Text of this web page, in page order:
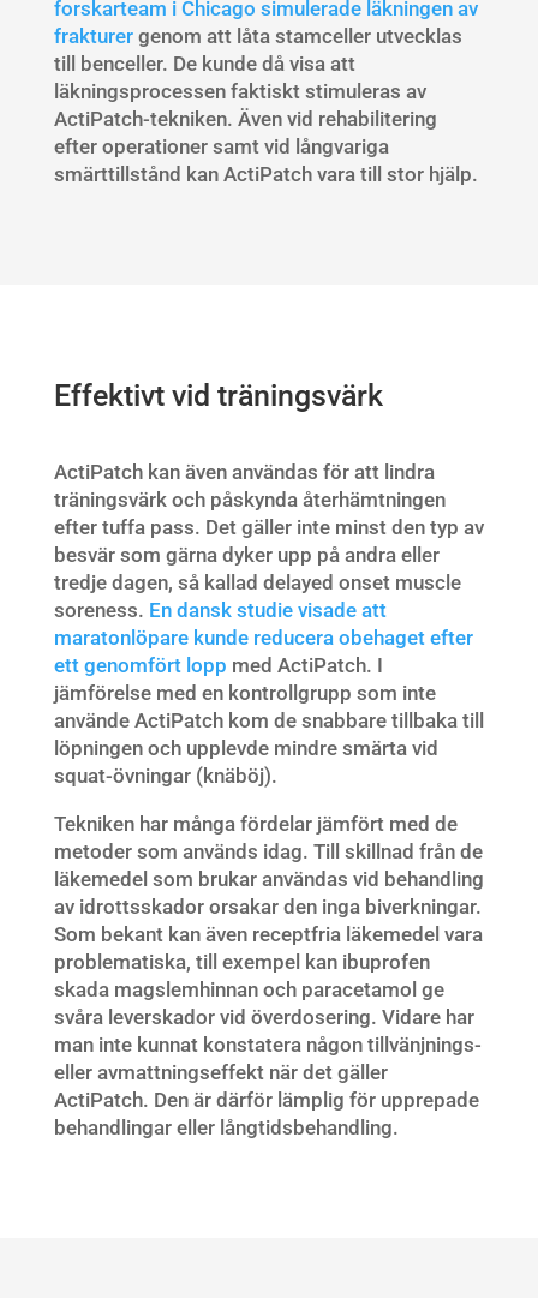
forskarteam i Chicago simulerade läkningen av
frakturer genom att låta stamceller utvecklas
till benceller. De kunde då visa att
läkningsprocessen faktiskt stimuleras av
ActiPatch-tekniken. Även vid rehabilitering
efter operationer samt vid långvariga
smärttillstånd kan ActiPatch vara till stor hjälp.
Effektivt vid träningsvärk
ActiPatch kan även användas för att lindra
träningsvärk och påskynda återhämtningen
efter tuffa pass. Det gäller inte minst den typ av
besvär som gärna dyker upp på andra eller
tredje dagen, så kallad delayed onset muscle
soreness. En dansk studie visade att
maratonlöpare kunde reducera obehaget efter
ett genomfört lopp med ActiPatch. I
jämförelse med en kontrollgrupp som inte
använde ActiPatch kom de snabbare tillbaka till
löpningen och upplevde mindre smärta vid
squat-övningar (knäböj).
Tekniken har många fördelar jämfört med de
metoder som används idag. Till skillnad från de
läkemedel som brukar användas vid behandling
av idrottsskador orsakar den inga biverkningar.
Som bekant kan även receptfria läkemedel vara
problematiska, till exempel kan ibuprofen
skada magslemhinnan och paracetamol ge
svåra leverskador vid överdosering. Vidare har
man inte kunnat konstatera någon tillvänjnings-
eller avmattningseffekt när det gäller
ActiPatch. Den är därför lämplig för upprepade
behandlingar eller långtidsbehandling.